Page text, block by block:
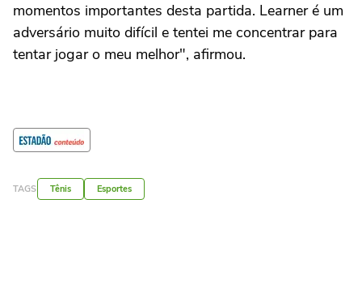
momentos importantes desta partida. Learner é um
adversário muito difícil e tentei me concentrar para
tentar jogar o meu melhor", afirmou.
TAGS Tênis Esportes